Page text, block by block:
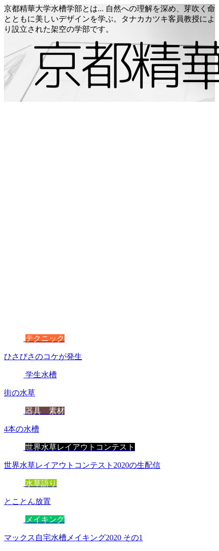
京都精華大学水槽学部とは... 自然への理解を深め、芽吹く命
とともに美しいデザインを学ぶ。タナカカツキ客員教授によ
り設立された架空の学部です。
テクニック
ひさびさのコケが発生
学生水槽
街の水草
器具 素材
4本の水槽
世界水草レイアウトコンテスト
世界水草レイアウトコンテスト2020の生配信
水草語り
とことん放置
メイキング
マックス自宅水槽メイキング2020 その1